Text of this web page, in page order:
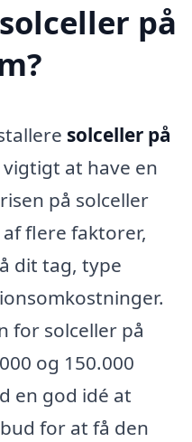
på
solceller på
at have en
på solceller
flere faktorer,
dit tag, type
for solceller på
og 150.000
en god idé at
for at få den